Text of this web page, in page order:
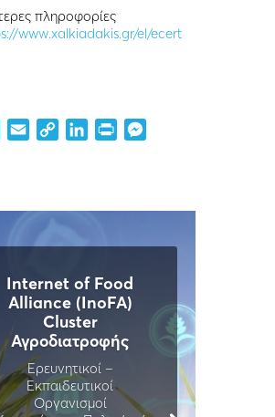
πληροφορίες
www.xalkiadakis.gr/el/ecert
TwitterEmail Copy
LinkedIn
Print
Internet of Food
Alliance (InoFA)
Cluster
Αγροδιατροφής
Ερευνητικοί –
Εκπαιδευτικοί
Οργανισμοί